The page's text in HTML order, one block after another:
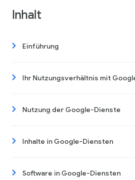
Inhalt
Einführung
Ihr Nutzungsverhältnis mit
Nutzung der Google-Dienste
Inhalte in Google-Diensten
Software in Google-Diensten